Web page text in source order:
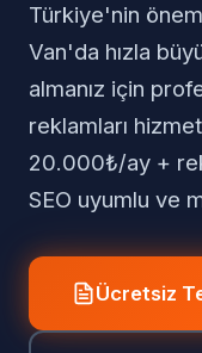
Türkiye'nin
Van'da hızla
almanız için
reklamları
20.000₺/ay +
SEO uyumlu ve
Ücretsiz